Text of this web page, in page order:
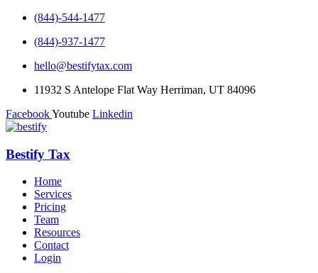
(844)-544-1477
(844)-937-1477
hello@bestifytax.com
11932 S Antelope Flat Way Herriman, UT 84096
FacebookYoutube Linkedin
Bestify Tax
Home
Services
Pricing
Team
Resources
Contact
Login